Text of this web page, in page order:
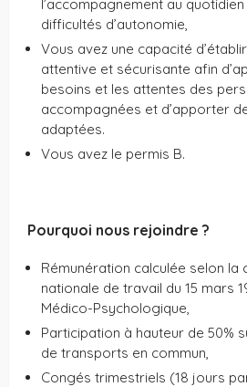
l’accompagnement au
difficultés d’autonomie,
Vous avez une capacité
attentive et sécurisante afin
besoins et les attentes des
accompagnées et d’apporter
adaptées.
Vous avez le permis B.
Pourquoi nous rejoindre ?
Rémunération calculée selon la
nationale de travail du 15 mars
Médico-Psychologique,
Participation à hauteur de 50%
de transports en commun,
Congés trimestriels (18 jours